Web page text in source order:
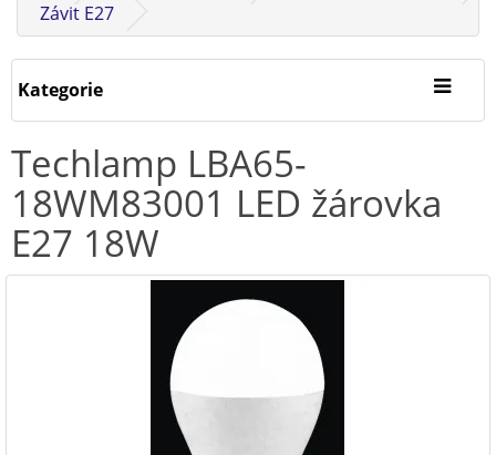
Závit E27
Kategorie
Techlamp LBA65-
18WM83001 LED žárovka
E27 18W